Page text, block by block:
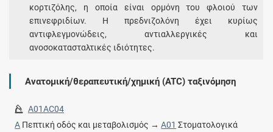
κορτιζόλης, η οποία είναι ορμόνη του φλοιού των
επινεφριδίων. Η πρεδνιζολόνη έχει κυρίως
αντιφλεγμονώδεις, αντιαλλεργικές και
ανοσοκατασταλτικές ιδιότητες.
Ανατομική/θεραπευτική/χημική (ATC) ταξινόμηση
A01AC04
A Πεπτική οδός και μεταβολισμός →A01 Στοματολογικά